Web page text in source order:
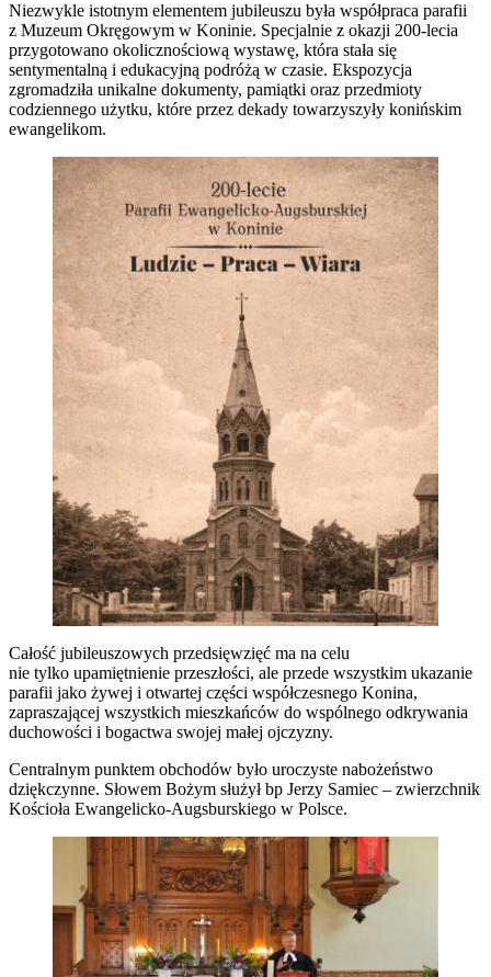
Niezwykle istotnym elementem jubileuszu była współpraca parafii
z Muzeum Okręgowym w Koninie. Specjalnie z okazji 200-lecia
przygotowano okolicznościową wystawę, która stała się
sentymentalną i edukacyjną podróżą w czasie. Ekspozycja
zgromadziła unikalne dokumenty, pamiątki oraz przedmioty
codziennego użytku, które przez dekady towarzyszyły konińskim
ewangelikom.
Całość jubileuszowych przedsięwzięć ma na celu
nie tylko upamiętnienie przeszłości, ale przede wszystkim ukazanie
parafii jako żywej i otwartej części współczesnego Konina,
zapraszającej wszystkich mieszkańców do wspólnego odkrywania
duchowości i bogactwa swojej małej ojczyzny.
Centralnym punktem obchodów było uroczyste nabożeństwo
dziękczynne. Słowem Bożym służył bp Jerzy Samiec – zwierzchnik
Kościoła Ewangelicko-Augsburskiego w Polsce.